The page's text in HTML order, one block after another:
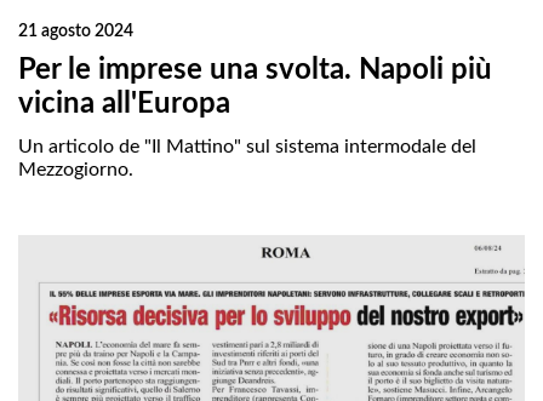
21 agosto 2024
Per le imprese una svolta. Napoli più
vicina all'Europa
Un articolo de "Il Mattino" sul sistema intermodale del
Mezzogiorno.